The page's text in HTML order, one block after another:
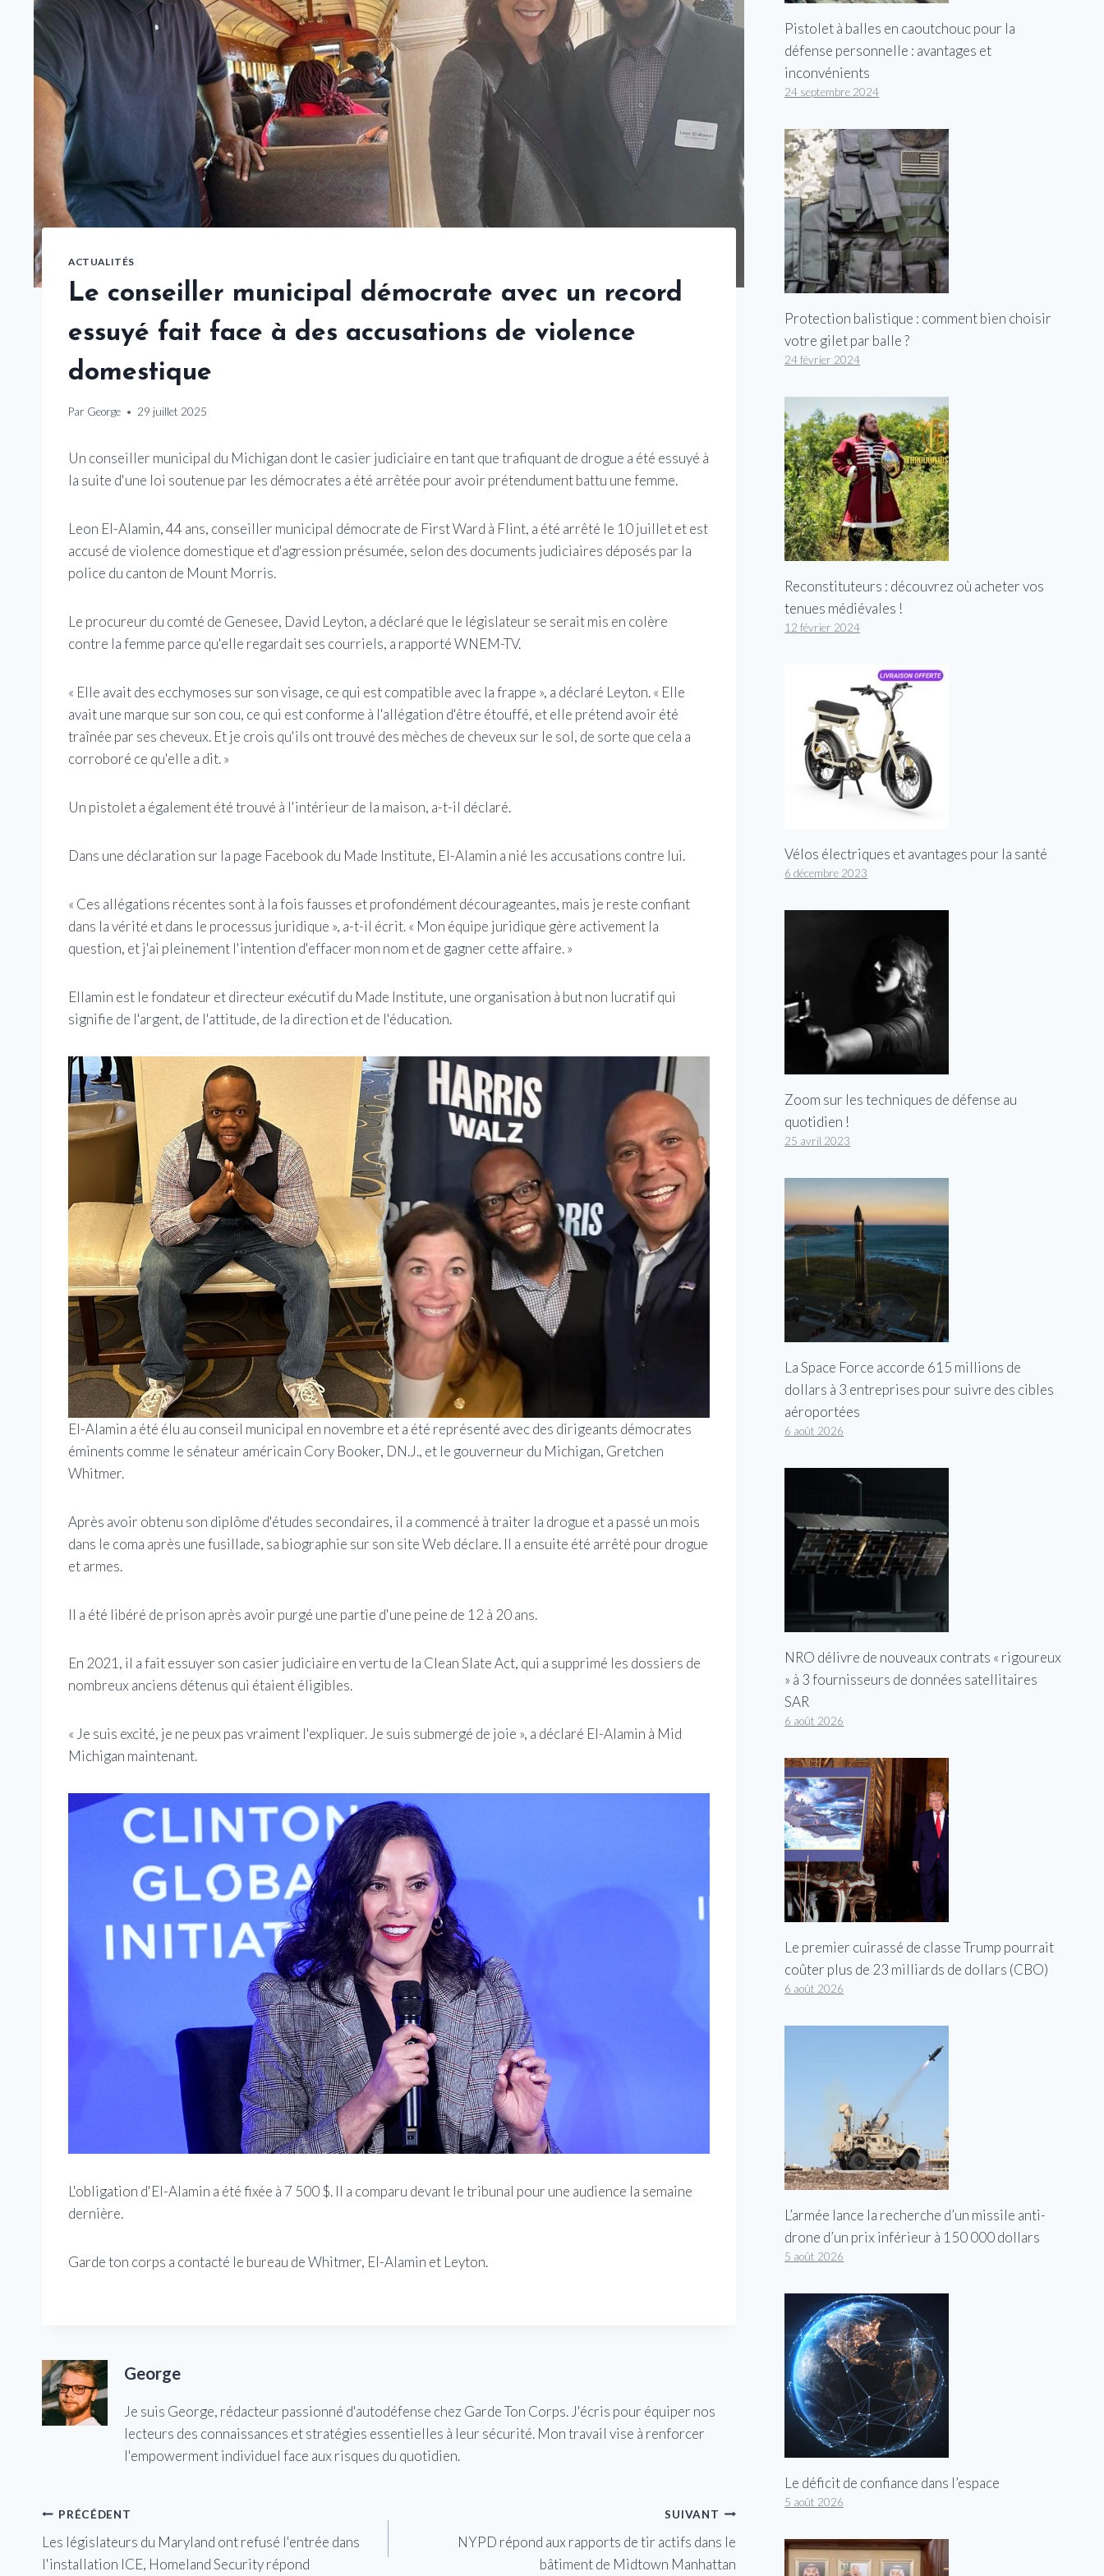
ACTUALITÉS
Le conseiller municipal démocrate avec un record
essuyé fait face à des accusations de violence
domestique
Par George 29 juillet 2025
Un conseiller municipal du Michigan dont le casier judiciaire en tant que trafiquant de drogue a été essuyé à
la suite d'une loi soutenue par les démocrates a été arrêtée pour avoir prétendument battu une femme.
Leon El-Alamin, 44 ans, conseiller municipal démocrate de First Ward à Flint, a été arrêté le 10 juillet et est
accusé de violence domestique et d'agression présumée, selon des documents judiciaires déposés par la
police du canton de Mount Morris.
Le procureur du comté de Genesee, David Leyton, a déclaré que le législateur se serait mis en colère
contre la femme parce qu'elle regardait ses courriels, a rapporté WNEM-TV.
« Elle avait des ecchymoses sur son visage, ce qui est compatible avec la frappe », a déclaré Leyton. « Elle
avait une marque sur son cou, ce qui est conforme à l'allégation d'être étouffé, et elle prétend avoir été
traînée par ses cheveux. Et je crois qu'ils ont trouvé des mèches de cheveux sur le sol, de sorte que cela a
corroboré ce qu'elle a dit. »
Un pistolet a également été trouvé à l'intérieur de la maison, a-t-il déclaré.
Dans une déclaration sur la page Facebook du Made Institute, El-Alamin a nié les accusations contre lui.
« Ces allégations récentes sont à la fois fausses et profondément décourageantes, mais je reste confiant
dans la vérité et dans le processus juridique », a-t-il écrit. « Mon équipe juridique gère activement la
question, et j'ai pleinement l'intention d'effacer mon nom et de gagner cette affaire. »
Ellamin est le fondateur et directeur exécutif du Made Institute, une organisation à but non lucratif qui
signifie de l'argent, de l'attitude, de la direction et de l'éducation.
El-Alamin a été élu au conseil municipal en novembre et a été représenté avec des dirigeants démocrates
éminents comme le sénateur américain Cory Booker, DN.J., et le gouverneur du Michigan, Gretchen
Whitmer.
Après avoir obtenu son diplôme d'études secondaires, il a commencé à traiter la drogue et a passé un mois
dans le coma après une fusillade, sa biographie sur son site Web déclare. Il a ensuite été arrêté pour drogue
et armes.
Il a été libéré de prison après avoir purgé une partie d'une peine de 12 à 20 ans.
En 2021, il a fait essuyer son casier judiciaire en vertu de la Clean Slate Act, qui a supprimé les dossiers de
nombreux anciens détenus qui étaient éligibles.
« Je suis excité, je ne peux pas vraiment l'expliquer. Je suis submergé de joie », a déclaré El-Alamin à Mid
Michigan maintenant.
L'obligation d'El-Alamin a été fixée à 7 500 $. Il a comparu devant le tribunal pour une audience la semaine
dernière.
Garde ton corps a contacté le bureau de Whitmer, El-Alamin et Leyton.
George
Je suis George, rédacteur passionné d'autodéfense chez Garde Ton Corps. J'écris pour équiper nos
lecteurs des connaissances et stratégies essentielles à leur sécurité. Mon travail vise à renforcer
l'empowerment individuel face aux risques du quotidien.
Navigation
de
PRÉCÉDENT
Les législateurs du Maryland ont refusé l'entrée dans
l'installation ICE, Homeland Security répond
SUIVANT
NYPD répond aux rapports de tir actifs dans le
bâtiment de Midtown Manhattan
Pistolet à balles en caoutchouc pour la
défense personnelle : avantages et
inconvénients
24 septembre 2024
Protection balistique : comment bien choisir
votre gilet par balle ?
24 février 2024
Reconstituteurs : découvrez où acheter vos
tenues médiévales !
12 février 2024
Vélos électriques et avantages pour la santé
6 décembre 2023
Zoom sur les techniques de défense au
quotidien !
25 avril 2023
La Space Force accorde 615 millions de
dollars à 3 entreprises pour suivre des cibles
aéroportées
6 août 2026
NRO délivre de nouveaux contrats « rigoureux
» à 3 fournisseurs de données satellitaires
SAR
6 août 2026
Le premier cuirassé de classe Trump pourrait
coûter plus de 23 milliards de dollars (CBO)
6 août 2026
L’armée lance la recherche d’un missile anti-
drone d’un prix inférieur à 150 000 dollars
5 août 2026
Le déficit de confiance dans l’espace
5 août 2026